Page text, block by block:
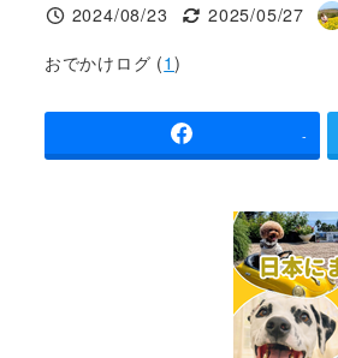
投稿日
2024/08/23
更新日
2025/05/27
著
おでかけログ (1)
-